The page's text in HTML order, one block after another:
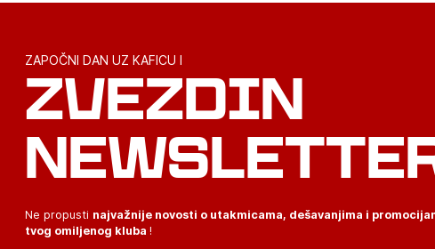
ZAPOČNI DAN UZ KAFICU I
ZVEZDIN
Ne propusti najvažnije novosti o utakmicama, dešavanjima i
tvog omiljenog kluba !